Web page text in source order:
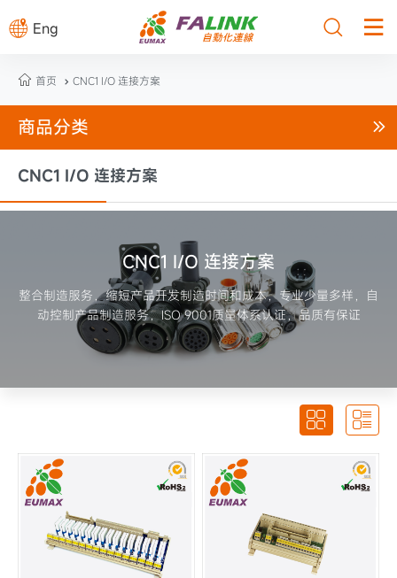
 Eng  
 首页  CNC1 I/O 连接方案
商品分类 
CNC1 I/O 连接方案
CNC1 I/O 连接方案
整合制造服务，缩短产品开发制造时间和成本，专业少量多样，自
动控制产品制造服务，ISO 9001质量体系认证，品质有保证
 